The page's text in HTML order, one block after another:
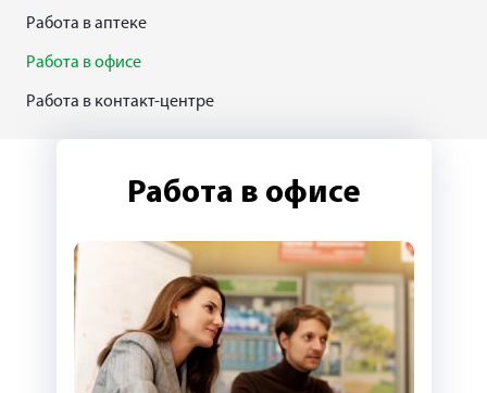
Работа в аптеке
Работа в офисе
Работа в контакт-центре
Работа в офисе